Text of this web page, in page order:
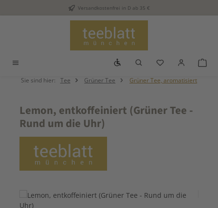
Zum Hauptinhalt springenVersandkostenfrei in D ab 35 €
Werkzeugleiste anzeigen
Du hast 0
Sie sind hier: Tee Grüner Tee Grüner Tee, aromatisiert
Lemon, entkoffeiniert (Grüner Tee -
Rund um die Uhr)
Bildergalerie überspringen